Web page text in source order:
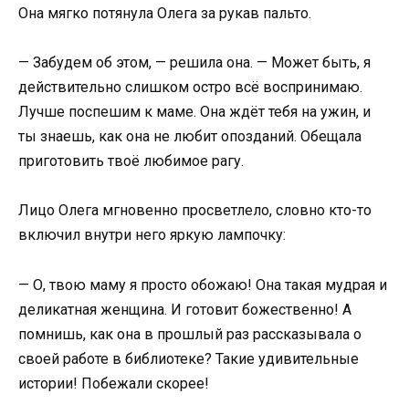
Она мягко потянула Олега за рукав пальто.
— Забудем об этом, — решила она. — Может быть, я
действительно слишком остро всё воспринимаю.
Лучше поспешим к маме. Она ждёт тебя на ужин, и
ты знаешь, как она не любит опозданий. Обещала
приготовить твоё любимое рагу.
Лицо Олега мгновенно просветлело, словно кто-то
включил внутри него яркую лампочку:
— О, твою маму я просто обожаю! Она такая мудрая и
деликатная женщина. И готовит божественно! А
помнишь, как она в прошлый раз рассказывала о
своей работе в библиотеке? Такие удивительные
истории! Побежали скорее!